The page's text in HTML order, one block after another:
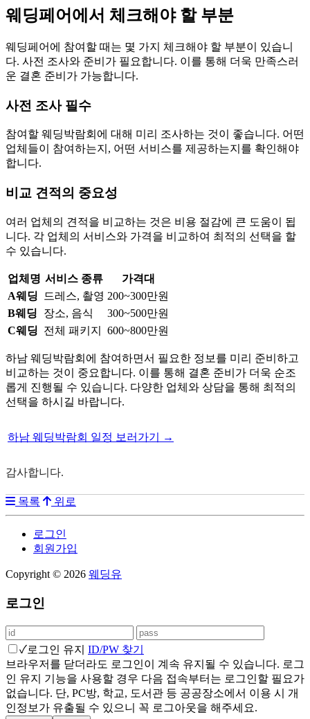
웨딩페어에서 체크해야 할 부분
웨딩페어에 참여할 때는 몇 가지 체크해야 할 부분이 있습니
다. 사전 조사와 준비가 필요합니다. 이를 통해 더욱 만족스러
운 결혼 준비가 가능합니다.
사전 조사 필수
참여할 웨딩박람회에 대해 미리 조사하는 것이 좋습니다. 어떤
업체들이 참여하는지, 어떤 서비스를 제공하는지를 확인해야
합니다.
비교 견적의 중요성
여러 업체의 견적을 비교하는 것은 비용 절감에 큰 도움이 됩
니다. 각 업체의 서비스와 가격을 비교하여 최적의 선택을 할
수 있습니다.
업체명 서비스 종류
가격대
A웨딩
드레스, 촬영 200~300만원
B웨딩
장소, 음식
300~500만원
C웨딩 전체 패키지 600~800만원
하남 웨딩박람회에 참여하면서 필요한 정보를 미리 준비하고
비교하는 것이 중요합니다. 이를 통해 결혼 준비가 더욱 순조
롭게 진행될 수 있습니다. 다양한 업체와 상담을 통해 최적의
선택을 하시길 바랍니다.
하남 웨딩박람회 일정 보러가기 →
감사합니다.
목록 위로
로그인
회원가입
Copyright © 2026 웨딩유
로그인
✓로그인 유지 ID/PW 찾기
브라우저를 닫더라도 로그인이 계속 유지될 수 있습니다. 로그
인 유지 기능을 사용할 경우 다음 접속부터는 로그인할 필요가
없습니다. 단, PC방, 학교, 도서관 등 공공장소에서 이용 시 개
인정보가 유출될 수 있으니 꼭 로그아웃을 해주세요.